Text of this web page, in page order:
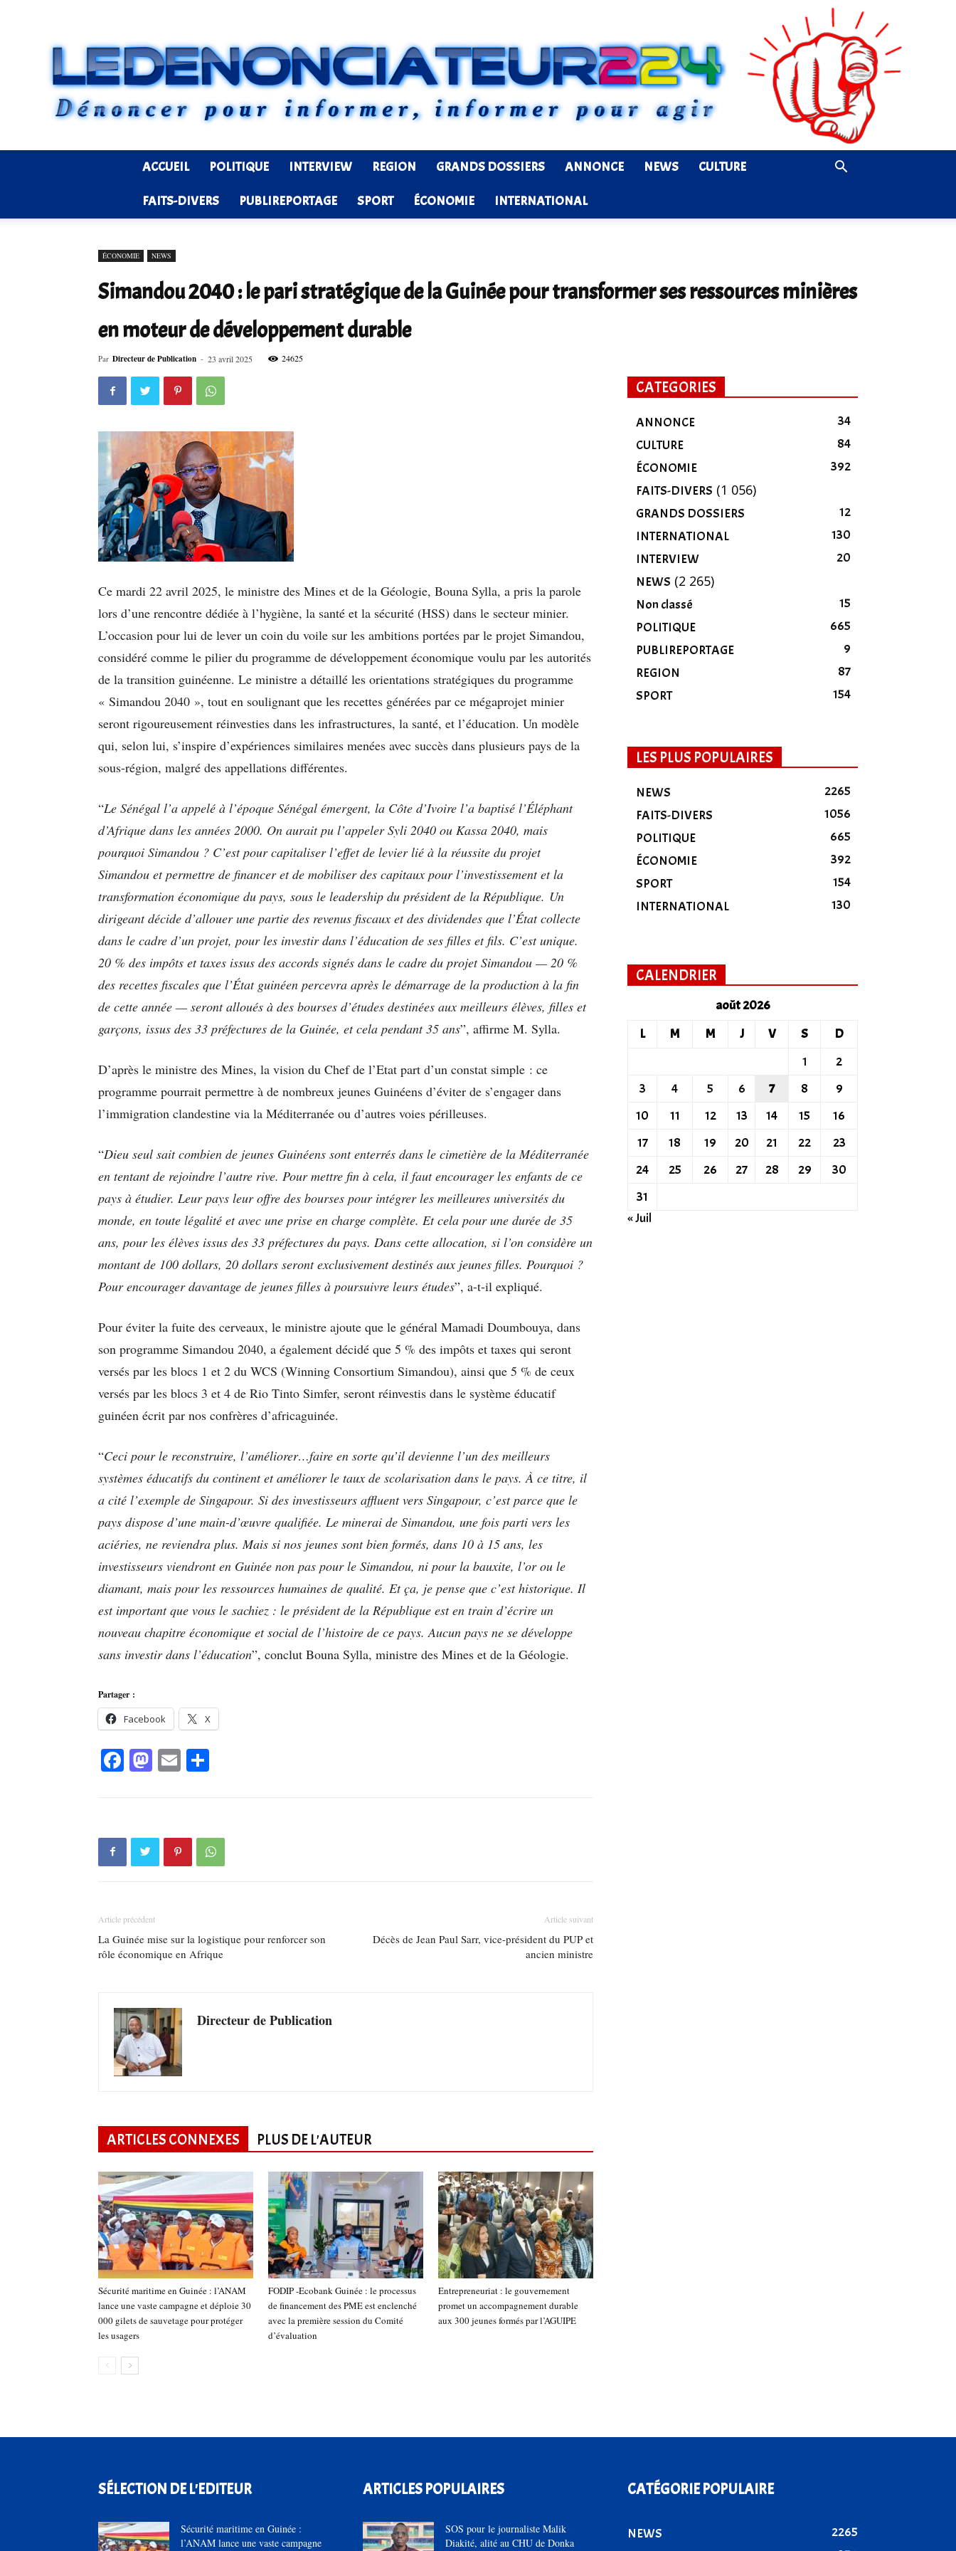
Ledenonciateur224
ACCUEIL POLITIQUE INTERVIEW REGION GRANDS DOSSIERS ANNONCE NEWS CULTURE
FAITS-DIVERS PUBLIREPORTAGE SPORT ÉCONOMIE INTERNATIONAL
ÉCONOMIE NEWS
Simandou 2040 : le pari stratégique de la Guinée pour transformer ses ressources minières
en moteur de développement durable
Par Directeur de Publication - 23 avril 2025 24625
Ce mardi 22 avril 2025, le ministre des Mines et de la Géologie, Bouna Sylla, a pris la parole
lors d’une rencontre dédiée à l’hygiène, la santé et la sécurité (HSS) dans le secteur minier.
L’occasion pour lui de lever un coin du voile sur les ambitions portées par le projet Simandou,
considéré comme le pilier du programme de développement économique voulu par les autorités
de la transition guinéenne. Le ministre a détaillé les orientations stratégiques du programme
« Simandou 2040 », tout en soulignant que les recettes générées par ce mégaprojet minier
seront rigoureusement réinvesties dans les infrastructures, la santé, et l’éducation. Un modèle
qui, selon lui, s’inspire d’expériences similaires menées avec succès dans plusieurs pays de la
sous-région, malgré des appellations différentes.
“Le Sénégal l’a appelé à l’époque Sénégal émergent, la Côte d’Ivoire l’a baptisé l’Éléphant
d’Afrique dans les années 2000. On aurait pu l’appeler Syli 2040 ou Kassa 2040, mais
pourquoi Simandou ? C’est pour capitaliser l’effet de levier lié à la réussite du projet
Simandou et permettre de financer et de mobiliser des capitaux pour l’investissement et la
transformation économique du pays, sous le leadership du président de la République. Un
dirigeant décide d’allouer une partie des revenus fiscaux et des dividendes que l’État collecte
dans le cadre d’un projet, pour les investir dans l’éducation de ses filles et fils. C’est unique.
20 % des impôts et taxes issus des accords signés dans le cadre du projet Simandou — 20 %
des recettes fiscales que l’État guinéen percevra après le démarrage de la production à la fin
de cette année — seront alloués à des bourses d’études destinées aux meilleurs élèves, filles et
garçons, issus des 33 préfectures de la Guinée, et cela pendant 35 ans”, affirme M. Sylla.
D’après le ministre des Mines, la vision du Chef de l’Etat part d’un constat simple : ce
programme pourrait permettre à de nombreux jeunes Guinéens d’éviter de s’engager dans
l’immigration clandestine via la Méditerranée ou d’autres voies périlleuses.
“Dieu seul sait combien de jeunes Guinéens sont enterrés dans le cimetière de la Méditerranée
en tentant de rejoindre l’autre rive. Pour mettre fin à cela, il faut encourager les enfants de ce
pays à étudier. Leur pays leur offre des bourses pour intégrer les meilleures universités du
monde, en toute légalité et avec une prise en charge complète. Et cela pour une durée de 35
ans, pour les élèves issus des 33 préfectures du pays. Dans cette allocation, si l’on considère un
montant de 100 dollars, 20 dollars seront exclusivement destinés aux jeunes filles. Pourquoi ?
Pour encourager davantage de jeunes filles à poursuivre leurs études”, a-t-il expliqué.
Pour éviter la fuite des cerveaux, le ministre ajoute que le général Mamadi Doumbouya, dans
son programme Simandou 2040, a également décidé que 5 % des impôts et taxes qui seront
versés par les blocs 1 et 2 du WCS (Winning Consortium Simandou), ainsi que 5 % de ceux
versés par les blocs 3 et 4 de Rio Tinto Simfer, seront réinvestis dans le système éducatif
guinéen écrit par nos confrères d’africaguinée.
“Ceci pour le reconstruire, l’améliorer…faire en sorte qu’il devienne l’un des meilleurs
systèmes éducatifs du continent et améliorer le taux de scolarisation dans le pays. À ce titre, il
a cité l’exemple de Singapour. Si des investisseurs affluent vers Singapour, c’est parce que le
pays dispose d’une main-d’œuvre qualifiée. Le minerai de Simandou, une fois parti vers les
aciéries, ne reviendra plus. Mais si nos jeunes sont bien formés, dans 10 à 15 ans, les
investisseurs viendront en Guinée non pas pour le Simandou, ni pour la bauxite, l’or ou le
diamant, mais pour les ressources humaines de qualité. Et ça, je pense que c’est historique. Il
est important que vous le sachiez : le président de la République est en train d’écrire un
nouveau chapitre économique et social de l’histoire de ce pays. Aucun pays ne se développe
sans investir dans l’éducation”, conclut Bouna Sylla, ministre des Mines et de la Géologie.
Partager :
Facebook X
Facebook
Mastodon
Email
Article précédent
La Guinée mise sur la logistique pour renforcer son
rôle économique en Afrique
Article suivant
Décès de Jean Paul Sarr, vice-président du PUP et
ancien ministre
Directeur de Publication
ARTICLES CONNEXES PLUS DE L'AUTEUR
Sécurité maritime en Guinée : l’ANAM
lance une vaste campagne et déploie 30
000 gilets de sauvetage pour protéger
les usagers
FODIP -Ecobank Guinée : le processus
de financement des PME est enclenché
avec la première session du Comité
d’évaluation
Entrepreneuriat : le gouvernement
promet un accompagnement durable
aux 300 jeunes formés par l’AGUIPE
CATEGORIES
ANNONCE
34
CULTURE
84
ÉCONOMIE
392
FAITS-DIVERS (1 056)
GRANDS DOSSIERS
12
INTERNATIONAL
130
INTERVIEW
20
NEWS (2 265)
Non classé
15
POLITIQUE
665
PUBLIREPORTAGE
9
REGION
87
SPORT
154
LES PLUS POPULAIRES
NEWS
2265
FAITS-DIVERS
1056
POLITIQUE
665
ÉCONOMIE
392
SPORT
154
INTERNATIONAL
130
CALENDRIER
août 2026
L
M M J V S
D
1
2
3
4 5 6 7 8
9
10
11 12 13 14 15
16
17
18 19 20 21 22
23
24
25 26 27 28 29
30
31
« Juil
SÉLECTION DE L'EDITEUR
Sécurité maritime en Guinée :
l’ANAM lance une vaste campagne
ARTICLES POPULAIRES
SOS pour le journaliste Malik
Diakité, alité au CHU de Donka
CATÉGORIE POPULAIRE
NEWS
2265